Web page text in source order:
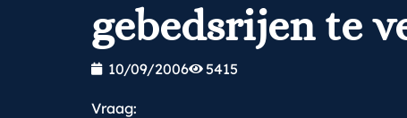
gebedsrijen te
10/09/2006 5415
Vraag: